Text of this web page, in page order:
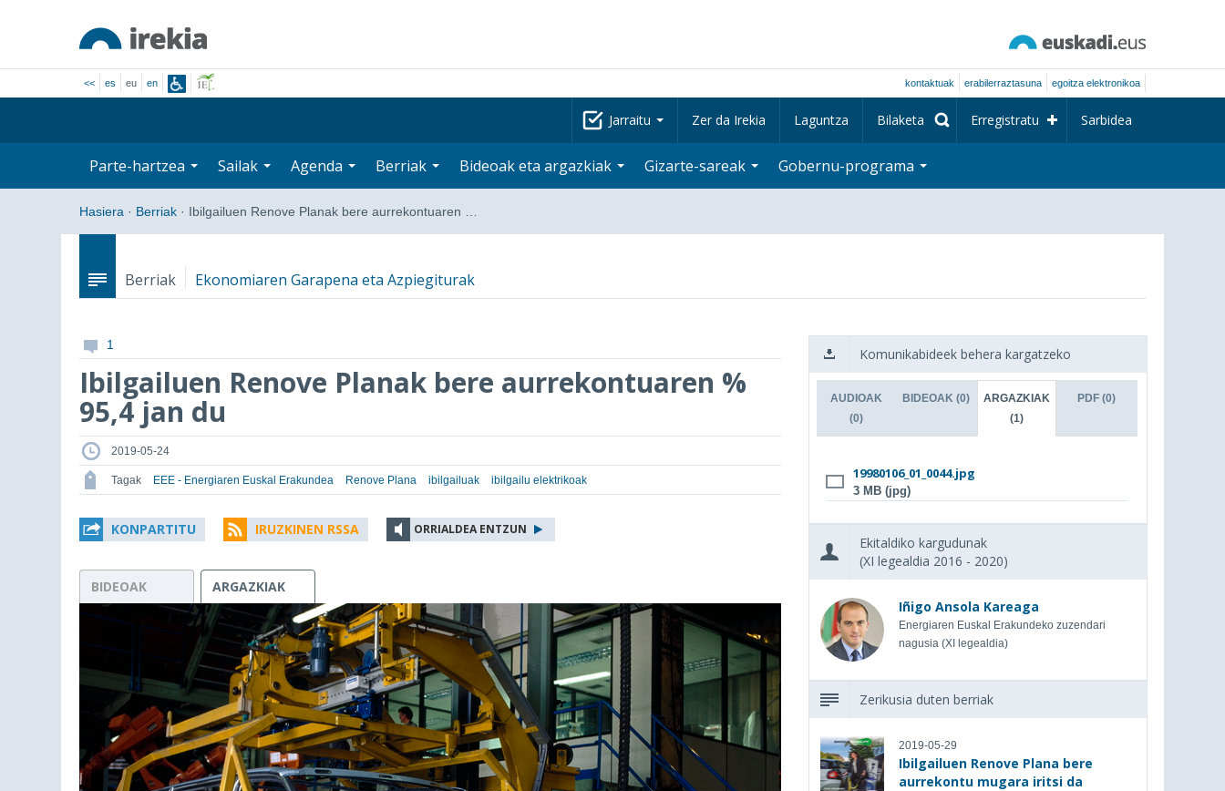
<< es eu en kontaktuak erabilerraztasuna egoitza elektronikoa
Jarraitu Zer da Irekia Laguntza Bilaketa Erregistratu Sarbidea
Parte-hartzea Sailak Agenda Berriak Bideoak eta argazkiak Gizarte-sareak Gobernu-programa
Hasiera · Berriak · Ibilgailuen Renove Planak bere aurrekontuaren …
Berriak Ekonomiaren Garapena eta Azpiegiturak
1
Ibilgailuen Renove Planak bere aurrekontuaren %
95,4 jan du
2019-05-24
Tagak EEE - Energiaren Euskal Erakundea Renove Plana ibilgailuak ibilgailu elektrikoak
KONPARTITU IRUZKINEN RSSA ORRIALDEA ENTZUN
BIDEOAK ARGAZKIAK
Komunikabideek behera kargatzeko
AUDIOAK
(0)
BIDEOAK (0)
ARGAZKIAK
(1)
PDF (0)
19980106_01_0044.jpg
3 MB (jpg)
Ekitaldiko kargudunak
(XI legealdia 2016 - 2020)
Iñigo Ansola Kareaga
Energiaren Euskal Erakundeko zuzendari
nagusia (XI legealdia)
Zerikusia duten berriak
2019-05-29
Ibilgailuen Renove Plana bere
aurrekontu mugara iritsi da